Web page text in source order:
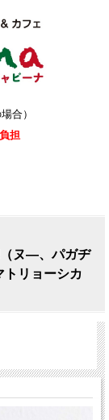
合）
担
ヌ―、パガヂ
トリョーシカ